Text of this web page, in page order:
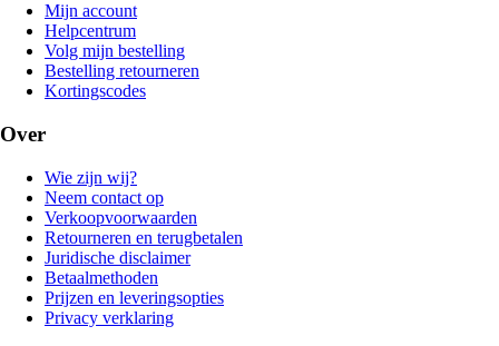
Mijn account
Helpcentrum
Volg mijn bestelling
Bestelling retourneren
Kortingscodes
Over
Wie zijn wij?
Neem contact op
Verkoopvoorwaarden
Retourneren en terugbetalen
Juridische disclaimer
Betaalmethoden
Prijzen en leveringsopties
Privacy verklaring